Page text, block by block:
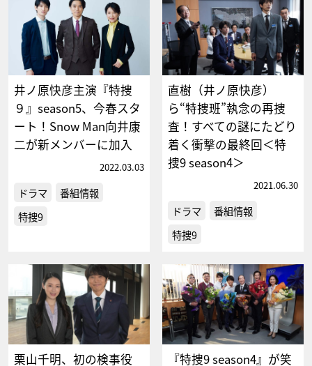
井ノ原快彦主演『特捜
９』season5、今春スタ
ート！Snow Man向井康
二が新メンバーに加入
2022.03.03
ドラマ
番組情報
特捜9
直樹（井ノ原快彦）
ら“特捜班”執念の再捜
査！すべての謎にたどり
着く衝撃の最終回＜特
捜9 season4＞
2021.06.30
ドラマ
番組情報
特捜9
栗山千明、初の検事役
『特捜9 season4』が笑